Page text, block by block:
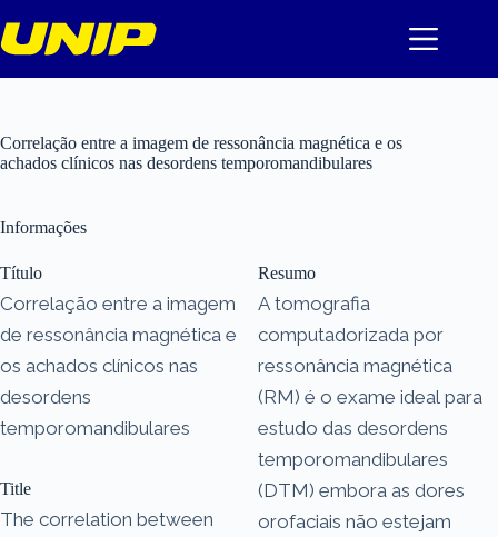
para
o
Correlação entre a imagem de ressonância magnética e os
achados clínicos nas desordens temporomandibulares
Informações
Título
Correlação entre a imagem
de ressonância magnética e
os achados clínicos nas
desordens
temporomandibulares
Title
The correlation between
Resumo
A tomografia
computadorizada por
ressonância magnética
(RM) é o exame ideal para
estudo das desordens
temporomandibulares
(DTM) embora as dores
orofaciais não estejam